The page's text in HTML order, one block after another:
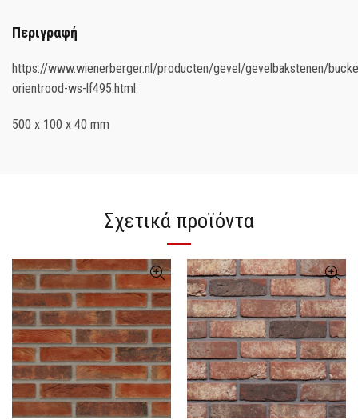
Περιγραφή
https://www.wienerberger.nl/producten/gevel/gevelbakstenen/
orientrood-ws-lf495.html
500 x 100 x 40 mm
Σχετικά προϊόντα